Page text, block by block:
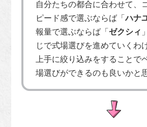
自分たちの都合に合わせて、
ピード感で選ぶならば「ハナ
報量で選ぶならば「ゼクシィ
じで式場選びを進めていくわ
上手に絞り込みをすることで
場選びができるのも良いかと